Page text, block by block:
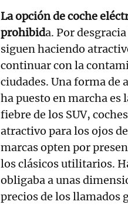
La opción de coche
prohibida. Por
siguen haciendo
continuar con la
ciudades. Una forma de
ha puesto en marcha es
fiebre de los SUV,
atractivo para los ojos
marcas opten por
los clásicos utilitarios.
obligaba a unas
precios de los llamados